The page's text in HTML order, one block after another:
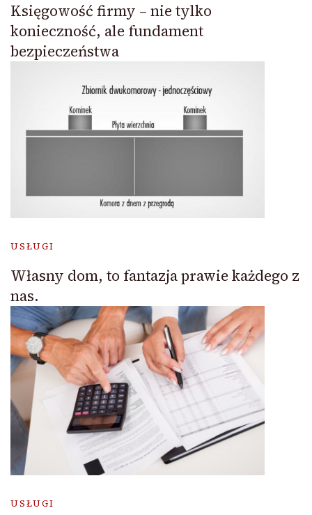
Księgowość firmy – nie tylko
konieczność, ale fundament
bezpieczeństwa
USŁUGI
Własny dom, to fantazja prawie każdego z
nas.
USŁUGI